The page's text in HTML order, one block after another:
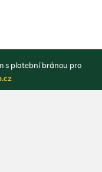
s platební bránou pro